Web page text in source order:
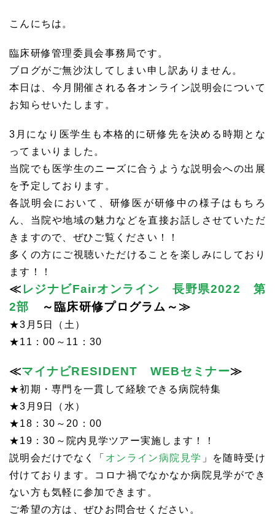
こんにちは。
臨床研修管理委員会事務局です。
ブログがご無沙汰してしまい申し訳ありません。
本日は、今月開催される各オンライン説明会について
お知らせいたします。
3月になり医学生も本格的に研修先を決める時期とな
ってまいりました。
当院でも医学生のニーズに合うような説明会への出展
を予定しております。
各説明会において、研修医が研修中の様子はもちろ
ん、当院や地域の魅力などを直接お話しさせていただ
きますので、ぜひご覧ください！！
多くの方にご視聴いただけることを楽しみにしており
ます！！
≪レジナビFairオンライン 長野県2022 第
2部 ～臨床研修プログラム～≫
★3月5日（土）
★11：00～11：30
≪マイナビRESIDENT WEBセミナー≫
★初期・専門を一貫して経験できる病院特集
★3月9日（水）
★18：30～20：00
★19：30～院内見学ツアー実施します！！
説明会だけでなく「 オンライン病院見学 」を随時受け
付けております。コロナ禍でなかなか病院見学ができ
ない方も気軽に参加できます。
ご希望の方は、ぜひお問合せください。